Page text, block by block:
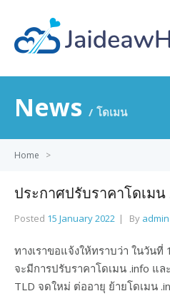
News โดเมน
Home >
ประกาศปรับราคาโดเมน
Posted 15 January 2022 By admin
ทางเราขอแจ้งให้ทราบว่า ในวันที่
จะมีการปรับราคาโดเมน .info แ
TLD จดใหม่ ต่ออายุ ย้ายโดเมน